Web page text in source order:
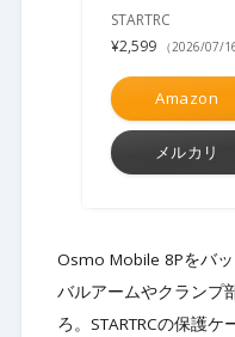
STARTRC
¥2,599
（2026/07/
Amazon
メルカリ
Osmo Mobile 8Pをバ
バルアームやクランプ
ろ。STARTRCの保護